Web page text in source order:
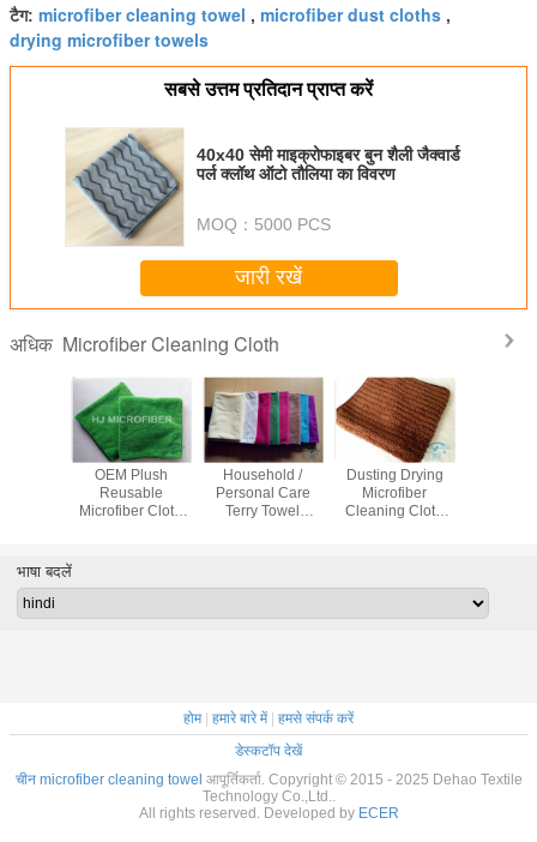
टैग: microfiber cleaning towel , microfiber dust cloths ,
drying microfiber towels
सबसे उत्तम प्रतिदान प्राप्त करें
40x40 सेमी माइक्रोफाइबर बुन शैली जैक्वार्ड
पर्ल क्लॉथ ऑटो तौलिया का विवरण
MOQ： 5000 PCS
जारी रखें
अधिक Microfiber Cleaning Cloth
OEM Plush
Reusable
Microfiber Cloth
Household /
Personal Care
Terry Towel
Dusting Drying
Microfiber
Cleaning Cloth
भाषा बदलें
होम| हमारे बारे में| हमसे संपर्क करें
डेस्कटॉप देखें
चीन microfiber cleaning towel आपूर्तिकर्ता. Copyright © 2015 - 2025 Dehao Textile
Technology Co.,Ltd..
All rights reserved. Developed by ECER